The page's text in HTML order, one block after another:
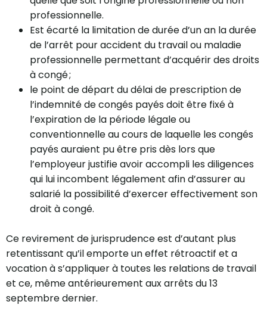
professionnelle.
Est écarté la limitation de durée d’un an la durée
de l’arrêt pour accident du travail ou maladie
professionnelle permettant d’acquérir des droits
à congé ;
le point de départ du délai de prescription de
l’indemnité de congés payés doit être fixé à
l’expiration de la période légale ou
conventionnelle au cours de laquelle les congés
payés auraient pu être pris dès lors que
l’employeur justifie avoir accompli les diligences
qui lui incombent légalement afin d’assurer au
salarié la possibilité d’exercer effectivement son
droit à congé.
Ce revirement de jurisprudence est d’autant plus
retentissant qu’il emporte un effet rétroactif et a
vocation à s’appliquer à toutes les relations de travail
et ce, même antérieurement aux arrêts du 13
septembre dernier.